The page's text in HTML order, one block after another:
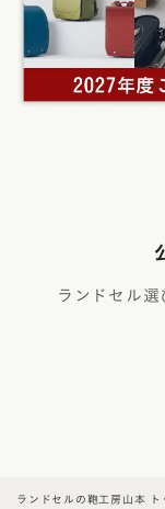
ランドセル選
ランドセルの鞄工房山本 ト